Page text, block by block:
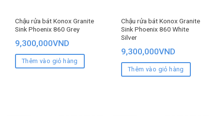
Chậu rửa bát Konox Granite
Sink Phoenix 860 Grey
9,300,000VND
Thêm vào giỏ hàng
Chậu rửa bát Konox Granite
Sink Phoenix 860 White
Silver
9,300,000VND
Thêm vào giỏ hàng